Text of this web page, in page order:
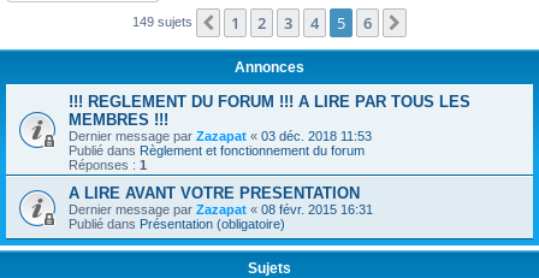
149 sujets Précédent
1 2 3 4 5 6
Annonces
!!! REGLEMENT DU FORUM !!! A LIRE PAR TOUS LES
MEMBRES !!!
Dernier message par Zazapat « 03 déc. 2018 11:53
Publié dans Règlement et fonctionnement du forum
Réponses : 1
A LIRE AVANT VOTRE PRESENTATION
Dernier message par Zazapat « 08 févr. 2015 16:31
Publié dans Présentation (obligatoire)
Sujets